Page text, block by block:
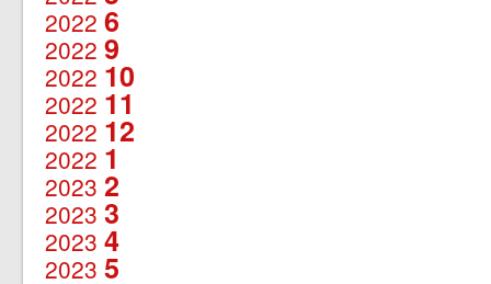
2022 6
2022 9
2022 10
2022 11
2022 12
2022 1
2023 2
2023 3
2023 4
2023 5